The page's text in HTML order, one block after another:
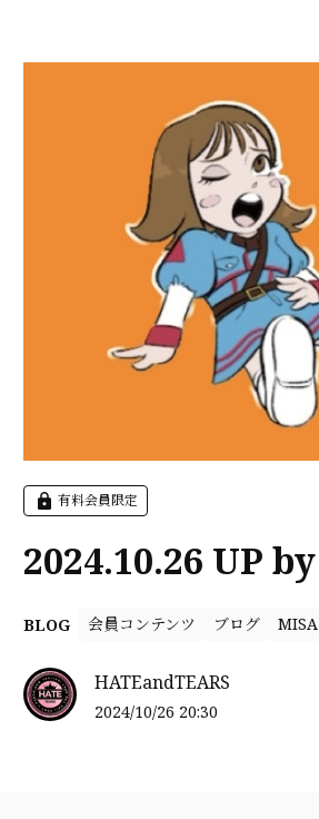
有料会員限定
2024.10.26 UP
BLOG 会員コンテンツ ブログ MISA
HATEandTEARS
2024/10/26 20:30